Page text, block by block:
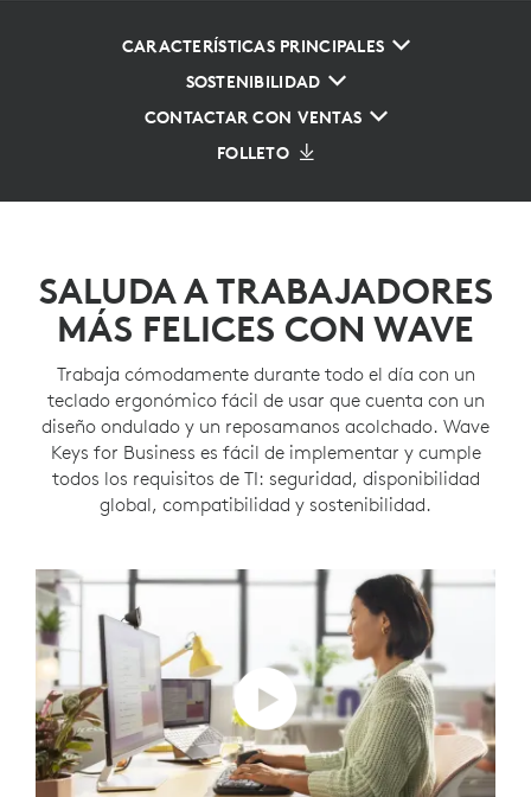
CARACTERÍSTICAS PRINCIPALES
SOSTENIBILIDAD
CONTACTAR CON VENTAS
FOLLETO
SALUDA A TRABAJADORES
MÁS FELICES CON WAVE
Trabaja cómodamente durante todo el día con un
teclado ergonómico fácil de usar que cuenta con un
diseño ondulado y un reposamanos acolchado. Wave
Keys for Business es fácil de implementar y cumple
todos los requisitos de TI: seguridad, disponibilidad
global, compatibilidad y sostenibilidad.